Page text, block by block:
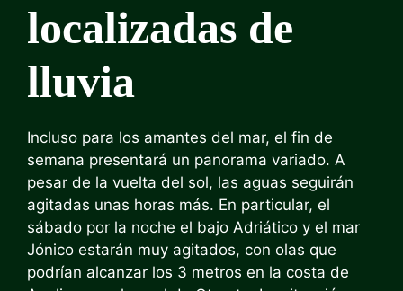
localizadas de
lluvia
Incluso para los amantes del mar, el fin de
semana presentará un panorama variado. A
pesar de la vuelta del sol, las aguas seguirán
agitadas unas horas más. En particular, el
sábado por la noche el bajo Adriático y el mar
Jónico estarán muy agitados, con olas que
podrían alcanzar los 3 metros en la costa de